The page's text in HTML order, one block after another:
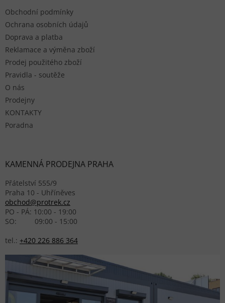
Obchodní podmínky
Ochrana osobních údajů
Doprava a platba
Reklamace a výměna zboží
Prodej použitého zboží
Pravidla - soutěže
O nás
Prodejny
KONTAKTY
Poradna
KAMENNÁ PRODEJNA PRAHA
Přátelství 555/9
Praha 10 - Uhříněves
obchod@protrek.cz
PO - PÁ: 10:00 - 19:00
SO: 09:00 - 15:00
tel.: +420 226 886 364